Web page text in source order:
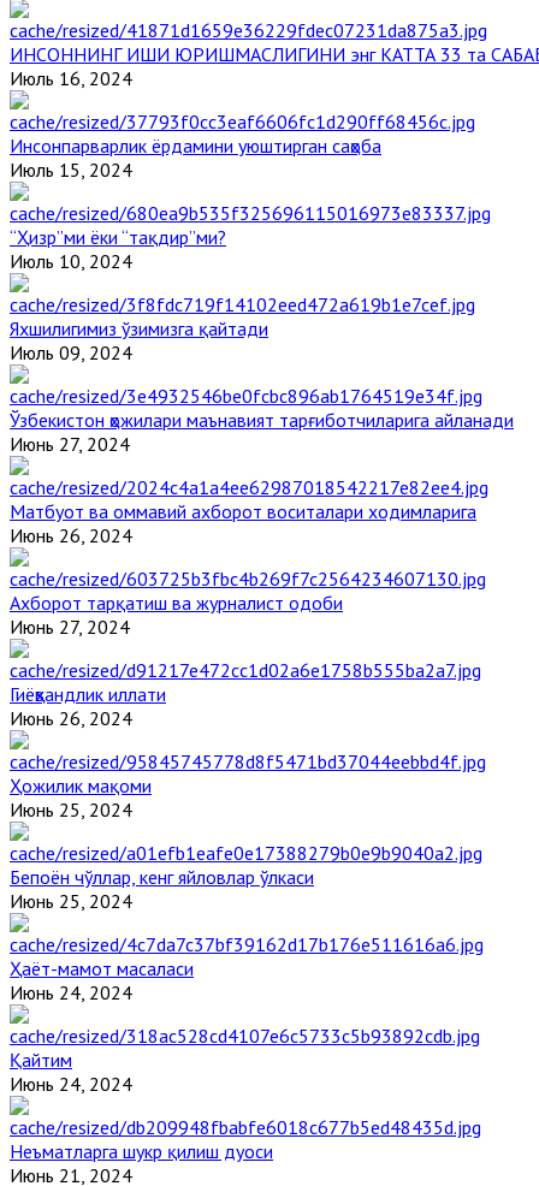
ИНСОННИНГ ИШИ ЮРИШМАСЛИГИНИ энг КАТТА 33 та
Июль 16, 2024
Инсонпарварлик ёрдамини уюштирган саҳоба
Июль 15, 2024
“Ҳизр”ми ёки “тақдир”ми?
Июль 10, 2024
Яхшилигимиз ўзимизга қайтади
Июль 09, 2024
Ўзбекистон ҳожилари маънавият тарғиботчиларига айланади
Июнь 27, 2024
Матбуот ва оммавий ахборот воситалари ходимларига
Июнь 26, 2024
Ахборот тарқатиш ва журналист одоби
Июнь 27, 2024
Гиёҳвандлик иллати
Июнь 26, 2024
Ҳожилик мақоми
Июнь 25, 2024
Бепоён чўллар, кенг яйловлар ўлкаси
Июнь 25, 2024
Ҳаёт-мамот масаласи
Июнь 24, 2024
Қайтим
Июнь 24, 2024
Неъматларга шукр қилиш дуоси
Июнь 21, 2024